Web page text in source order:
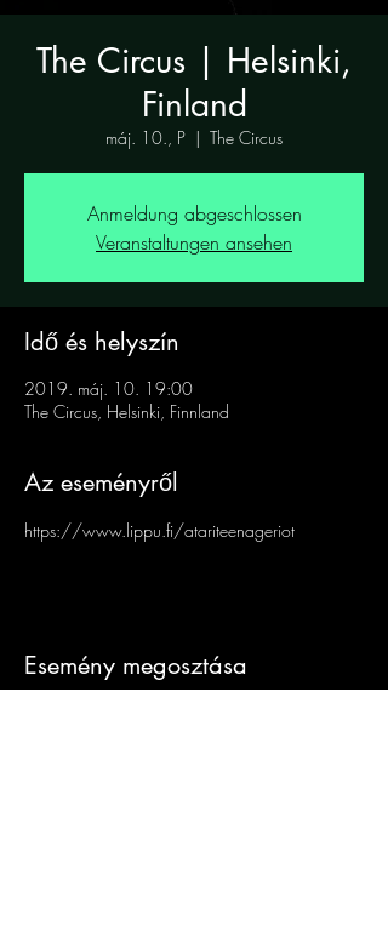
The Circus | Helsinki,
Finland
máj. 10., P
  |
The Circus
Anmeldung abgeschlossen
Veranstaltungen ansehen
Idő és helyszín
2019. máj. 10. 19:00
The Circus, Helsinki, Finnland
Az eseményről
https://www.lippu.fi/atariteenageriot
Esemény megosztása